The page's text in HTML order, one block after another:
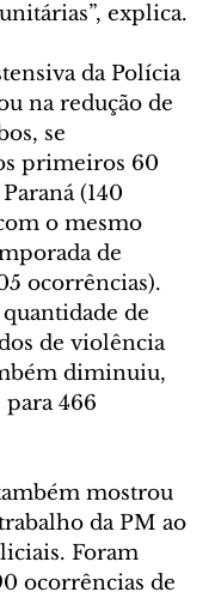
explica.
da Polícia
na redução de
se
primeiros 60
(140
o mesmo
de
ocorrências).
de
de violência
diminuiu,
para 466
mostrou
da PM ao
Foram
ocorrências de